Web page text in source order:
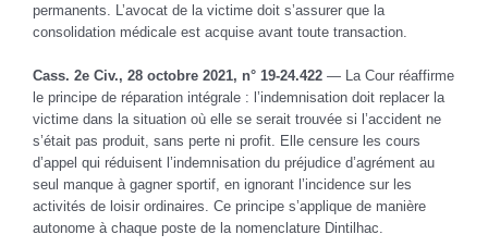
permanents. L’avocat de la victime doit s’assurer que la
consolidation médicale est acquise avant toute transaction.
Cass. 2e Civ., 28 octobre 2021, n° 19-24.422 — La Cour réaffirme
le principe de réparation intégrale : l’indemnisation doit replacer la
victime dans la situation où elle se serait trouvée si l’accident ne
s’était pas produit, sans perte ni profit. Elle censure les cours
d’appel qui réduisent l’indemnisation du préjudice d’agrément au
seul manque à gagner sportif, en ignorant l’incidence sur les
activités de loisir ordinaires. Ce principe s’applique de manière
autonome à chaque poste de la nomenclature Dintilhac.